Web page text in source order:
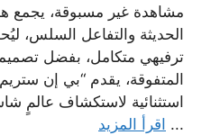
مشاهدة غير مسبوقة، يجمع
الحديثة والتفاعل السلس،
ترفيهي متكامل، بفضل تصميمه
المتفوقة، يقدم “بي إن
استثنائية لاستكشاف عالمٍ
... اقرأ المزيد